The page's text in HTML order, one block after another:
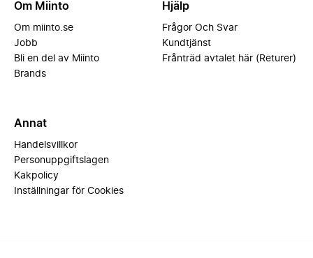
Om Miinto
Om miinto.se
Jobb
Bli en del av Miinto
Brands
Hjälp
Frågor Och Svar
Kundtjänst
Frånträd avtalet här (Returer)
Annat
Handelsvillkor
Personuppgiftslagen
Kakpolicy
Inställningar för Cookies